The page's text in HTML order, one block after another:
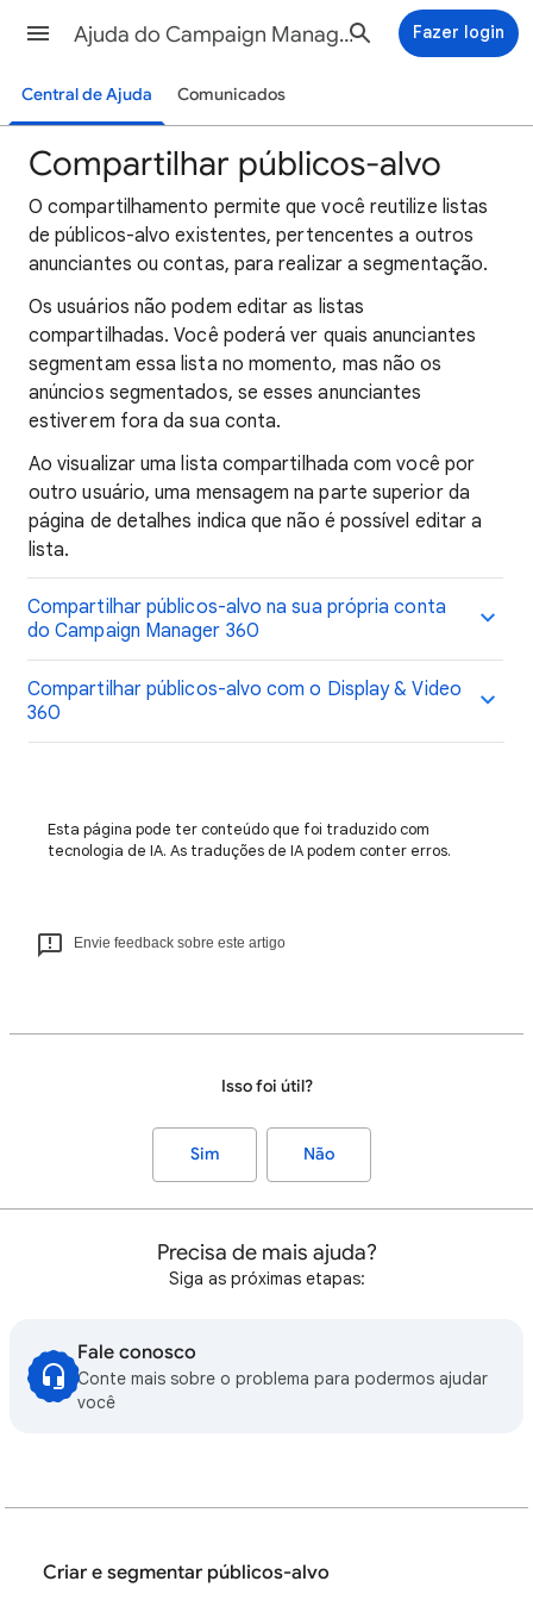
Ajuda do Campaign Manager 360 Fazer login
Central de Ajuda Comunicados
Compartilhar públicos-alvo
O compartilhamento permite que você reutilize listas
de públicos-alvo existentes, pertencentes a outros
anunciantes ou contas, para realizar a segmentação.
Os usuários não podem editar as listas
compartilhadas. Você poderá ver quais anunciantes
segmentam essa lista no momento, mas não os
anúncios segmentados, se esses anunciantes
estiverem fora da sua conta.
Ao visualizar uma lista compartilhada com você por
outro usuário, uma mensagem na parte superior da
página de detalhes indica que não é possível editar a
lista.
Compartilhar públicos-alvo na sua própria conta
do Campaign Manager 360
Compartilhar públicos-alvo com o Display & Video
360
Esta página pode ter conteúdo que foi traduzido com
tecnologia de IA. As traduções de IA podem conter erros.
Envie feedback sobre este artigo
Isso foi útil?
Sim Não
Precisa de mais ajuda?
Siga as próximas etapas:
Fale conosco
Conte mais sobre o problema para podermos ajudar
você
Criar e segmentar públicos-alvo